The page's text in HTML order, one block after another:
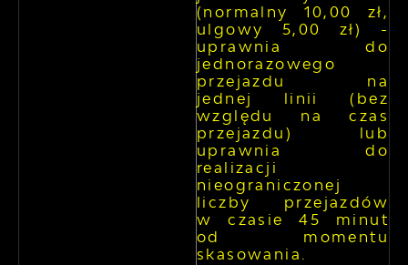
(normalny 10,00 zł,
ulgowy 5,00 zł) -
uprawnia do
jednorazowego
przejazdu na
jednej linii (bez
względu na czas
przejazdu) lub
uprawnia do
realizacji
nieograniczonej
liczby przejazdów
w czasie 45 minut
od momentu
skasowania.